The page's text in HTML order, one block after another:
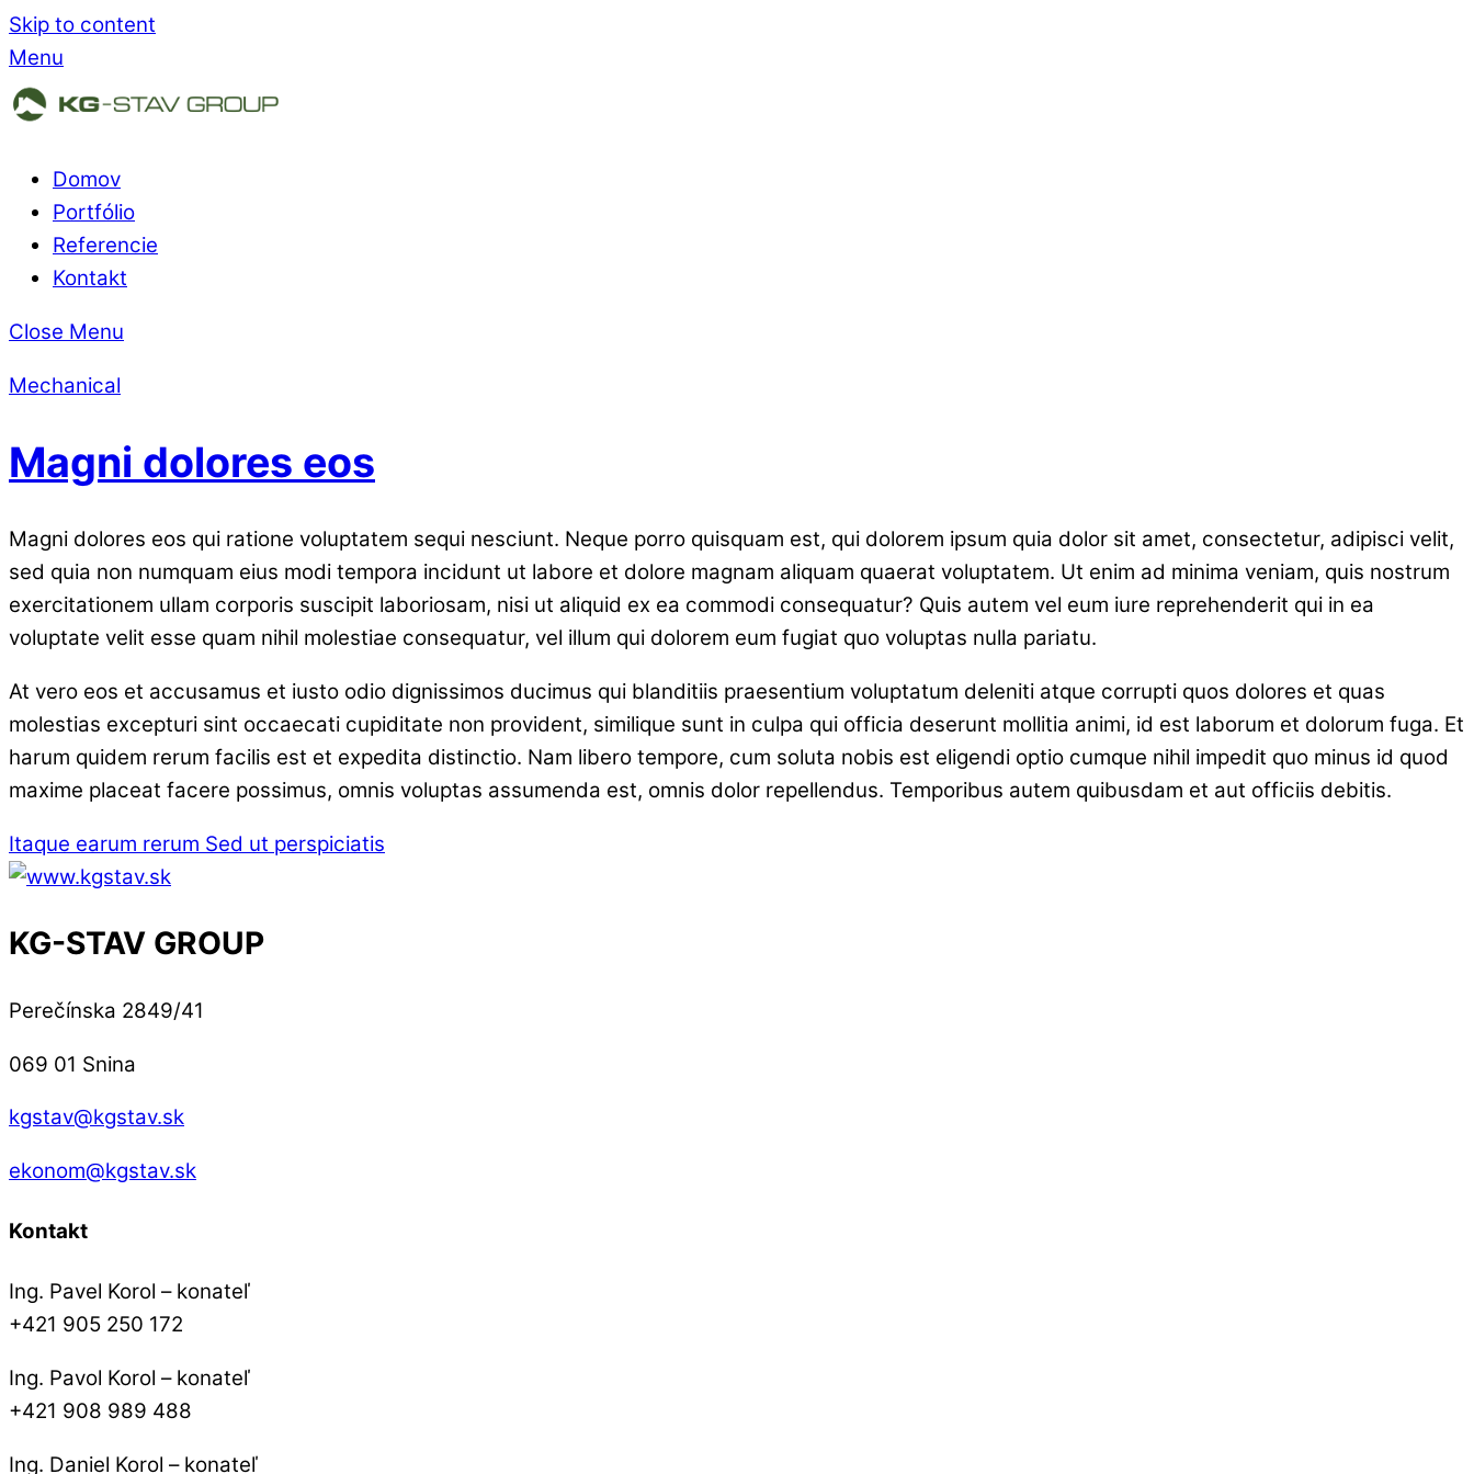
Skip to content
Menu
Domov
Portfólio
Referencie
Kontakt
Close Menu
Mechanical
Magni dolores eos
Magni dolores eos qui ratione voluptatem sequi nesciunt. Neque porro quisquam est, qui dolorem ipsum quia dolor sit amet, consectetur, adipisci velit,
sed quia non numquam eius modi tempora incidunt ut labore et dolore magnam aliquam quaerat voluptatem. Ut enim ad minima veniam, quis nostrum
exercitationem ullam corporis suscipit laboriosam, nisi ut aliquid ex ea commodi consequatur? Quis autem vel eum iure reprehenderit qui in ea
voluptate velit esse quam nihil molestiae consequatur, vel illum qui dolorem eum fugiat quo voluptas nulla pariatu.
At vero eos et accusamus et iusto odio dignissimos ducimus qui blanditiis praesentium voluptatum deleniti atque corrupti quos dolores et quas
molestias excepturi sint occaecati cupiditate non provident, similique sunt in culpa qui officia deserunt mollitia animi, id est laborum et dolorum fuga. Et
harum quidem rerum facilis est et expedita distinctio. Nam libero tempore, cum soluta nobis est eligendi optio cumque nihil impedit quo minus id quod
maxime placeat facere possimus, omnis voluptas assumenda est, omnis dolor repellendus. Temporibus autem quibusdam et aut officiis debitis.
Itaque earum rerum Sed ut perspiciatis
KG-STAV GROUP
Perečínska 2849/41
069 01 Snina
kgstav@kgstav.sk
ekonom@kgstav.sk
Kontakt
Ing. Pavel Korol – konateľ
+421 905 250 172
Ing. Pavol Korol – konateľ
+421 908 989 488
Ing. Daniel Korol – konateľ